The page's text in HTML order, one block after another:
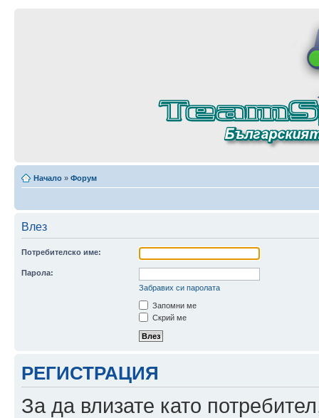
Начало » Форум
Влез
Потребителско име:
Парола:
Забравих си паролата
Запомни ме
Скрий ме
РЕГИСТРАЦИЯ
За да влизате като